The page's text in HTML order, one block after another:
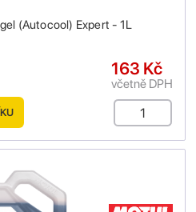
(Autocool) Expert - 1L
163 Kč
včetně DPH